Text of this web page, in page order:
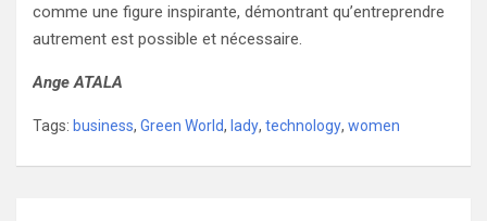
comme une figure inspirante, démontrant qu’entreprendre
autrement est possible et nécessaire.
Ange ATALA
Tags: business, Green World, lady, technology, women